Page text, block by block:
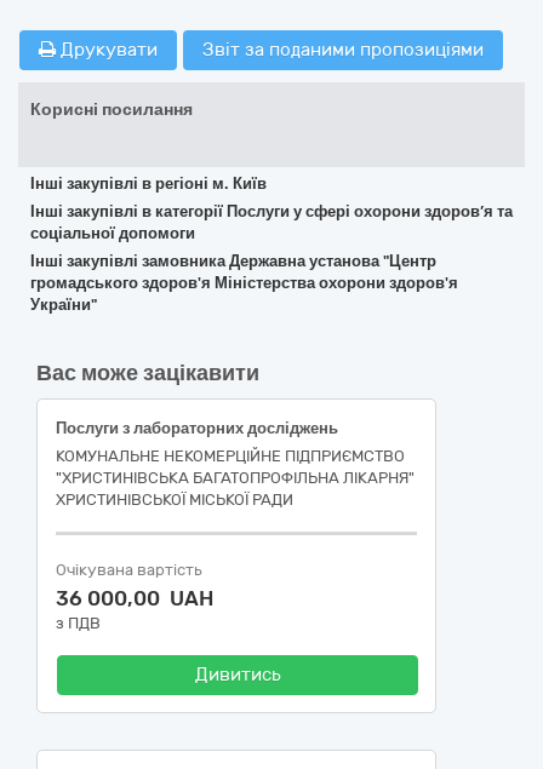
Друкувати Звіт за поданими пропозиціями
Корисні посилання
Інші закупівлі в регіоні м. Київ
Інші закупівлі в категорії Послуги у сфері охорони здоров’я та
соціальної допомоги
Інші закупівлі замовника Державна установа "Центр
громадського здоров'я Міністерства охорони здоров'я
України"
Вас може зацікавити
Послуги з лабораторних досліджень
КОМУНАЛЬНЕ НЕКОМЕРЦІЙНЕ ПІДПРИЄМСТВО
"ХРИСТИНІВСЬКА БАГАТОПРОФІЛЬНА ЛІКАРНЯ"
ХРИСТИНІВСЬКОЇ МІСЬКОЇ РАДИ
Очікувана вартість
36 000,00 UAH
з ПДВ
Дивитись